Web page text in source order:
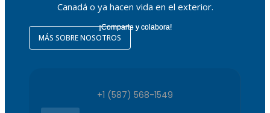
Canadá o ya hacen vida en el exterior.
¡Comparte y colabora!
MÁS SOBRE NOSOTROS
+1 (587) 568-1549